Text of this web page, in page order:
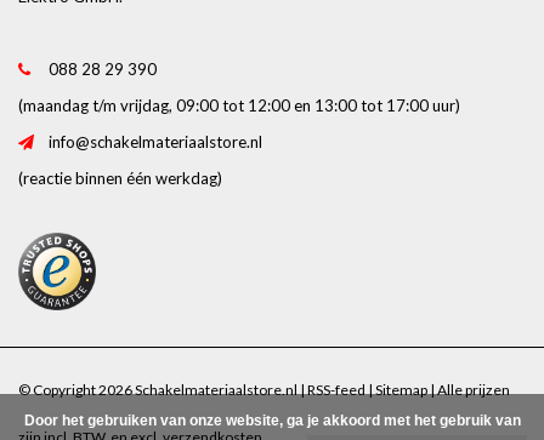
088 28 29 390
(maandag t/m vrijdag, 09:00 tot 12:00 en 13:00 tot 17:00 uur)
info@schakelmateriaalstore.nl
(reactie binnen één werkdag)
© Copyright 2026 Schakelmateriaalstore.nl | RSS-feed | Sitemap | Alle prijzen
Door het gebruiken van onze website, ga je akkoord met het gebruik van